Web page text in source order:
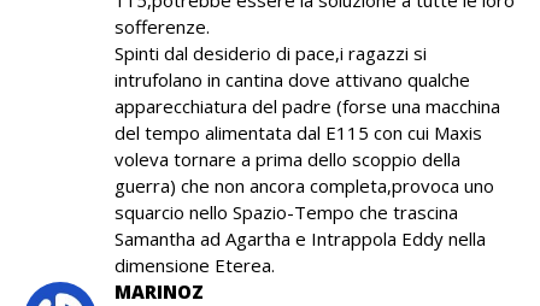
sofferenze.
Spinti dal desiderio di pace,i ragazzi si
intrufolano in cantina dove attivano qualche
apparecchiatura del padre (forse una macchina
del tempo alimentata dal E115 con cui Maxis
voleva tornare a prima dello scoppio della
guerra) che non ancora completa,provoca uno
squarcio nello Spazio-Tempo che trascina
Samantha ad Agartha e Intrappola Eddy nella
dimensione Eterea.
MARINOZ